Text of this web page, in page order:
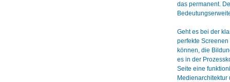
das permanent.
Geht es bei der
perfekte
können, die
es in der
Seite eine